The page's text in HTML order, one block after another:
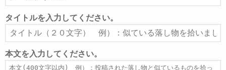
ー
ル
ア
ド
レ
ス
タイトルを入力してください。
タ
イ
ト
ル
本文を入力してください。
本